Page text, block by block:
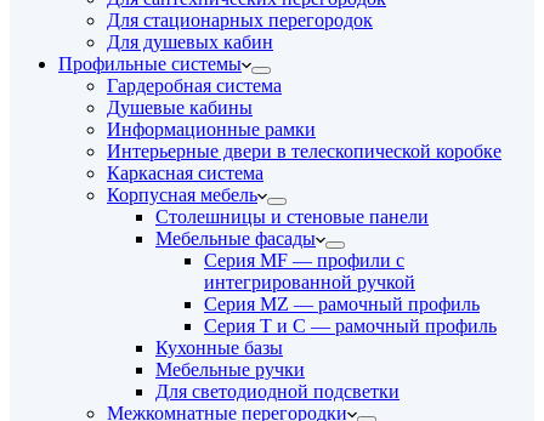
Для стационарных перегородок
Для душевых кабин
Профильные системы
Гардеробная система
Душевые кабины
Информационные рамки
Интерьерные двери в телескопической коробке
Каркасная система
Корпусная мебель
Столешницы и стеновые панели
Мебельные фасады
Серия MF — профили с
интегрированной ручкой
Серия MZ — рамочный профиль
Серия T и C — рамочный профиль
Кухонные базы
Мебельные ручки
Для светодиодной подсветки
Межкомнатные перегородки